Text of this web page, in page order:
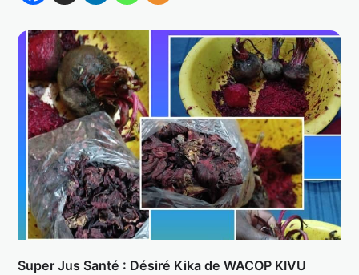
Super Jus Santé : Désiré Kika de WACOP KIVU